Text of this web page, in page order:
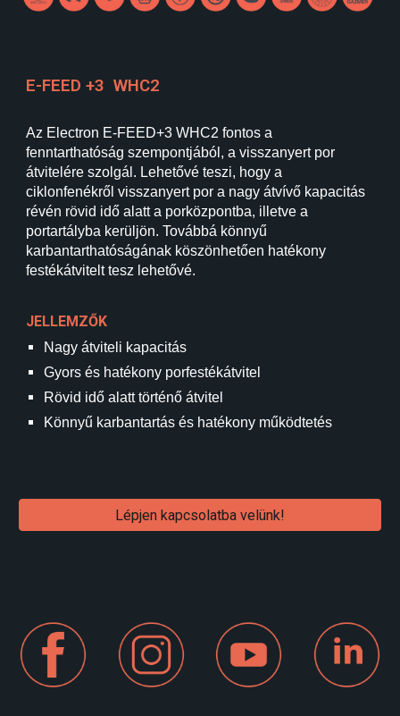
E-FEED +3WHC2
Az Electron E-FEED+3 WHC2 fontos a
fenntarthatóság szempontjából, a visszanyert por
átvitelére szolgál. Lehetővé teszi, hogy a
ciklonfenékről visszanyert por a nagy átvívő kapacitás
révén rövid idő alatt a porközpontba, illetve a
portartályba kerüljön. Továbbá könnyű
karbantarthatóságának köszönhetően hatékony
festékátvitelt tesz lehetővé.
JELLEMZŐK
Nagy átviteli kapacitás
Gyors és hatékony porfestékátvitel
Rövid idő alatt történő átvitel
Könnyű karbantartás és hatékony működtetés
Lépjen kapcsolatba velünk!